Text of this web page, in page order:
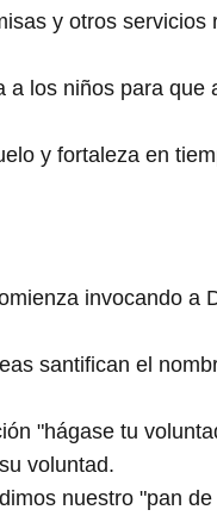
y otros
a los niños para
y fortaleza en
invocando a
santifican el
"hágase tu
voluntad.
nuestro "pan